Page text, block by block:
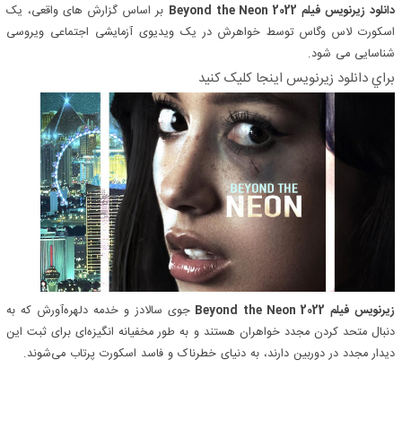
دانلود زیرنویس فیلم Beyond the Neon 2022
بر اساس گزارش های واقعی، یک
اسکورت لاس وگاس توسط خواهرش در یک ویدیوی آزمایشی اجتماعی ویروسی
شناسایی می شود.
براي دانلود زيرنويس اينجا کليک کنيد
زیرنویس فیلم Beyond the Neon 2022
جوی سالادز و خدمه دلهره‌آورش که به
دنبال متحد کردن مجدد خواهران هستند و به طور مخفیانه انگیزه‌ای برای ثبت این
دیدار مجدد در دوربین دارند، به دنیای خطرناک و فاسد اسکورت پرتاب می‌شوند.